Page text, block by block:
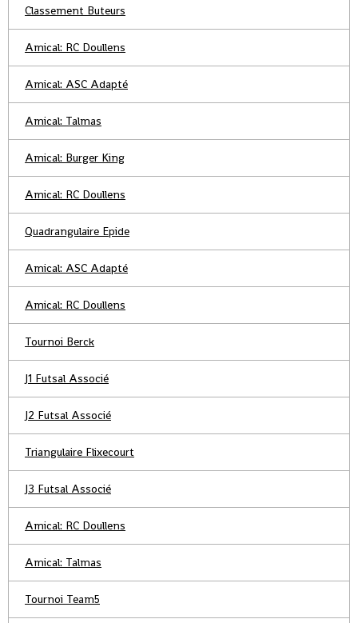
Classement Buteurs
Amical: RC Doullens
Amical: ASC Adapté
Amical: Talmas
Amical: Burger King
Amical: RC Doullens
Quadrangulaire Epide
Amical: ASC Adapté
Amical: RC Doullens
Tournoi Berck
J1 Futsal Associé
J2 Futsal Associé
Triangulaire Flixecourt
J3 Futsal Associé
Amical: RC Doullens
Amical: Talmas
Tournoi Team5